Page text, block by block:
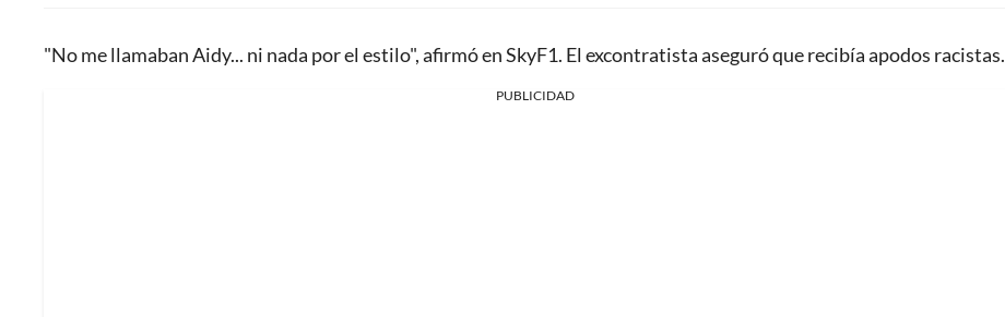
"No me llamaban Aidy... ni nada por el estilo", afirmó en SkyF1. El excontratista aseguró que recibía apodos racistas.
PUBLICIDAD